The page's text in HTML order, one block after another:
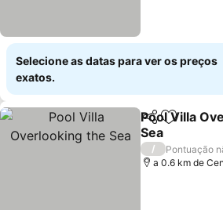
Selecione as datas para ver os preços
exatos.
Partilhar
Pool Villa
Sea
/
Pontuação
a 0.6 km de